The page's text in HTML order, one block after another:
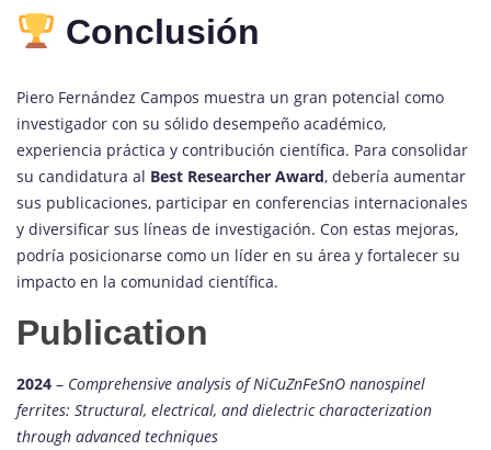
Conclusión
Piero Fernández Campos muestra un gran potencial como
investigador con su sólido desempeño académico,
experiencia práctica y contribución científica. Para consolidar
su candidatura al Best Researcher Award, debería aumentar
sus publicaciones, participar en conferencias internacionales
y diversificar sus líneas de investigación. Con estas mejoras,
podría posicionarse como un líder en su área y fortalecer su
impacto en la comunidad científica.
Publication
2024 – Comprehensive analysis of NiCuZnFeSnO nanospinel
ferrites: Structural, electrical, and dielectric characterization
through advanced techniques